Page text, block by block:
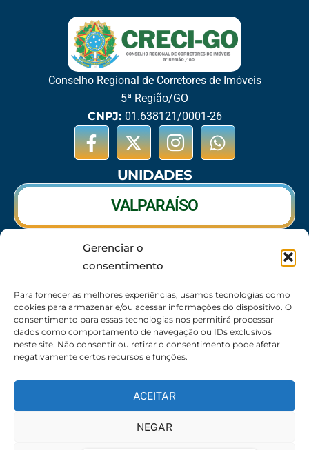
Gerenciar o
consentimento
Para fornecer as melhores experiências, usamos tecnologias como
cookies para armazenar e/ou acessar informações do dispositivo. O
consentimento para essas tecnologias nos permitirá processar
dados como comportamento de navegação ou IDs exclusivos
neste site. Não consentir ou retirar o consentimento pode afetar
negativamente certos recursos e funções.
ACEITAR
NEGAR
Conselho Regional de Corretores de Imóveis
5ª Região/GO
CNPJ: 01.638121/0001-26
UNIDADES
VALPARAÍSO
RIO VERDE
CALDAS NOVAS
SEDE
62 3095-6530 / 62 3236-7350 / 62 99643-1994
(Somente WhatsApp)
Atendimento:8:30h às 17:30h
Rua 56 – Palácio dos Colibris, N° 390,